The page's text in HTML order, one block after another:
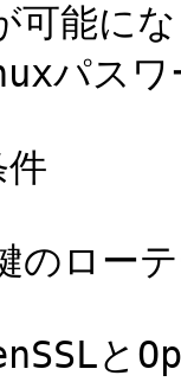
可能に
パスワ
のロー
と